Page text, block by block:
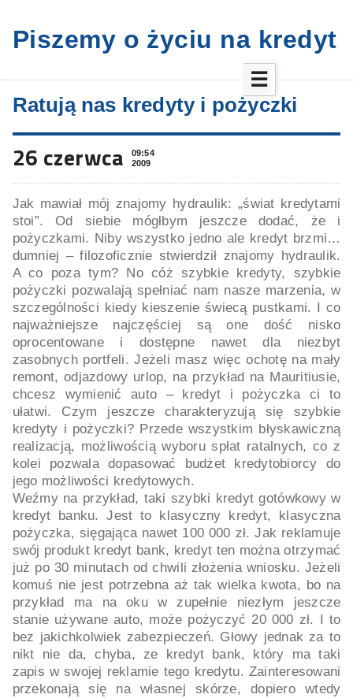
Piszemy o życiu na kredyt
☰
Ratują nas kredyty i pożyczki
26 czerwca
09:54
2009
Jak mawiał mój znajomy hydraulik: „świat kredytami
stoi”. Od siebie mógłbym jeszcze dodać, że i
pożyczkami. Niby wszystko jedno ale kredyt brzmi…
dumniej – filozoficznie stwierdził znajomy hydraulik.
A co poza tym? No cóż szybkie kredyty, szybkie
pożyczki pozwalają spełniać nam nasze marzenia, w
szczególności kiedy kieszenie świecą pustkami. I co
najważniejsze najczęściej są one dość nisko
oprocentowane i dostępne nawet dla niezbyt
zasobnych portfeli. Jeżeli masz więc ochotę na mały
remont, odjazdowy urlop, na przykład na Mauritiusie,
chcesz wymienić auto – kredyt i pożyczka ci to
ułatwi. Czym jeszcze charakteryzują się szybkie
kredyty i pożyczki? Przede wszystkim błyskawiczną
realizacją, możliwością wyboru spłat ratalnych, co z
kolei pozwala dopasować budżet kredytobiorcy do
jego możliwości kredytowych.
Weźmy na przykład, taki szybki kredyt gotówkowy w
kredyt banku. Jest to klasyczny kredyt, klasyczna
pożyczka, sięgająca nawet 100 000 zł. Jak reklamuje
swój produkt kredyt bank, kredyt ten można otrzymać
już po 30 minutach od chwili złożenia wniosku. Jeżeli
komuś nie jest potrzebna aż tak wielka kwota, bo na
przykład ma na oku w zupełnie niezłym jeszcze
stanie używane auto, może pożyczyć 20 000 zł. I to
bez jakichkolwiek zabezpieczeń. Głowy jednak za to
nikt nie da, chyba, ze kredyt bank, który ma taki
zapis w swojej reklamie tego kredytu. Zainteresowani
przekonają się na własnej skórze, dopiero wtedy